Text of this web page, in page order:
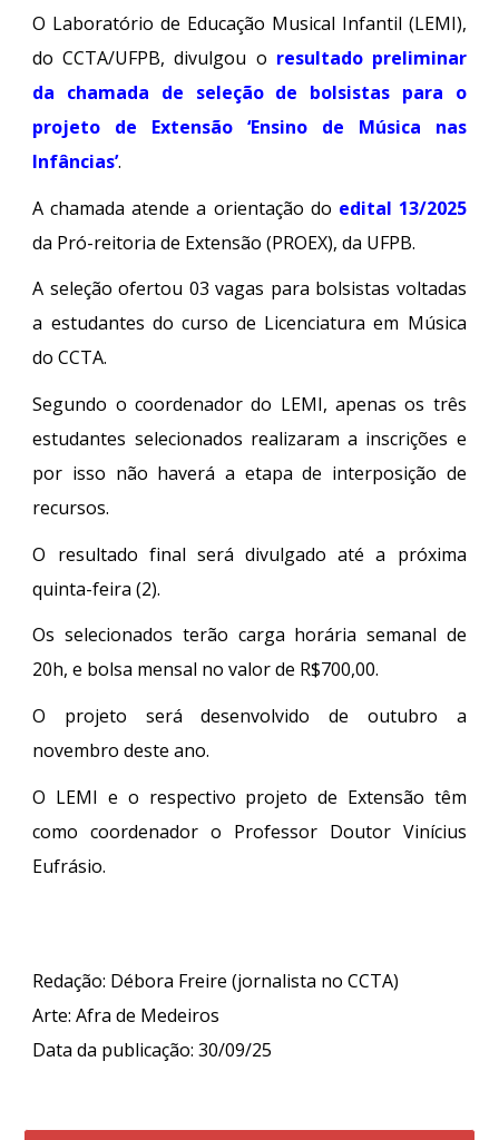
O Laboratório de Educação Musical Infantil (LEMI),
do CCTA/UFPB, divulgou o resultado preliminar
da chamada de seleção de bolsistas para o
projeto de Extensão ‘Ensino de Música nas
Infâncias’.
A chamada atende a orientação do edital 13/2025
da Pró-reitoria de Extensão (PROEX), da UFPB.
A seleção ofertou 03 vagas para bolsistas voltadas
a estudantes do curso de Licenciatura em Música
do CCTA.
Segundo o coordenador do LEMI, apenas os três
estudantes selecionados realizaram a inscrições e
por isso não haverá a etapa de interposição de
recursos.
O resultado final será divulgado até a próxima
quinta-feira (2).
Os selecionados terão carga horária semanal de
20h, e bolsa mensal no valor de R$700,00.
O projeto será desenvolvido de outubro a
novembro deste ano.
O LEMI e o respectivo projeto de Extensão têm
como coordenador o Professor Doutor Vinícius
Eufrásio.
Redação: Débora Freire (jornalista no CCTA)
Arte:Afra de Medeiros
Data da publicação: 30/09/25